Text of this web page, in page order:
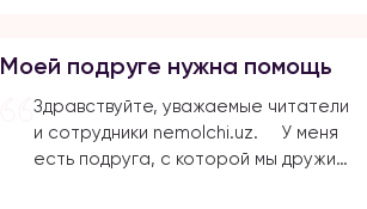
родственники. Эта женщина
расхвалила меня той семье, […]
Моей подруге нужна помощь
Здравствуйте, уважаемые читатели
и сотрудники nemolchi.uz. ⠀ У меня
есть подруга, с которой мы дружим